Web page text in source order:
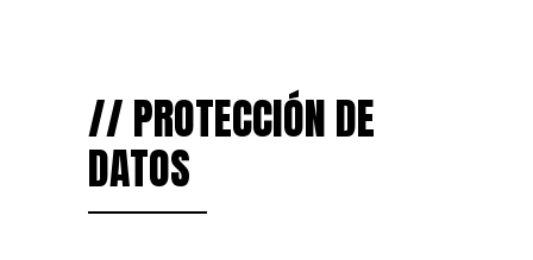
// PROTECCIÓN DE
DATOS